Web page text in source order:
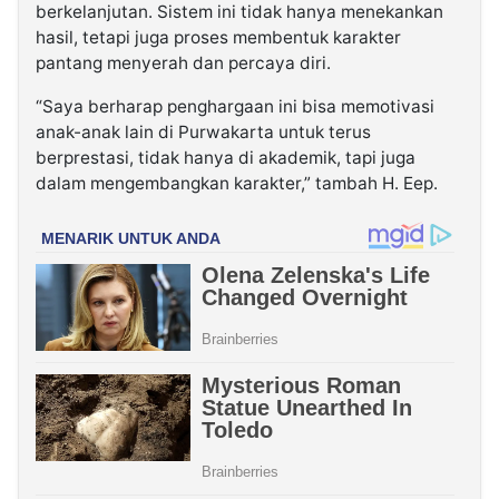
berkelanjutan. Sistem ini tidak hanya menekankan
hasil, tetapi juga proses membentuk karakter
pantang menyerah dan percaya diri.
“Saya berharap penghargaan ini bisa memotivasi
anak-anak lain di Purwakarta untuk terus
berprestasi, tidak hanya di akademik, tapi juga
dalam mengembangkan karakter,” tambah H. Eep.